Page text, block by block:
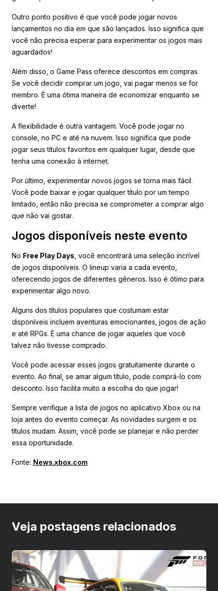
Outro ponto positivo é que você pode jogar novos
lançamentos no dia em que são lançados. Isso significa que
você não precisa esperar para experimentar os jogos mais
aguardados!
Além disso, o Game Pass oferece descontos em compras.
Se você decidir comprar um jogo, vai pagar menos se for
membro. É uma ótima maneira de economizar enquanto se
diverte!
A flexibilidade é outra vantagem. Você pode jogar no
console, no PC e até na nuvem. Isso significa que pode
jogar seus títulos favoritos em qualquer lugar, desde que
tenha uma conexão à internet.
Por último, experimentar novos jogos se torna mais fácil.
Você pode baixar e jogar qualquer título por um tempo
limitado, então não precisa se comprometer a comprar algo
que não vai gostar.
Jogos disponíveis neste evento
No Free Play Days , você encontrará uma seleção incrível
de jogos disponíveis. O lineup varia a cada evento,
oferecendo jogos de diferentes gêneros. Isso é ótimo para
experimentar algo novo.
Alguns dos títulos populares que costumam estar
disponíveis incluem aventuras emocionantes, jogos de ação
e até RPGs. É uma chance de jogar aqueles que você
talvez não tivesse comprado.
Você pode acessar esses jogos gratuitamente durante o
evento. Ao final, se amar algum título, pode comprá-lo com
desconto. Isso facilita muito a escolha do que jogar!
Sempre verifique a lista de jogos no aplicativo Xbox ou na
loja antes do evento começar. As novidades surgem e os
títulos mudam. Assim, você pode se planejar e não perder
essa oportunidade.
Fonte: News.xbox.com
Veja postagens relacionados